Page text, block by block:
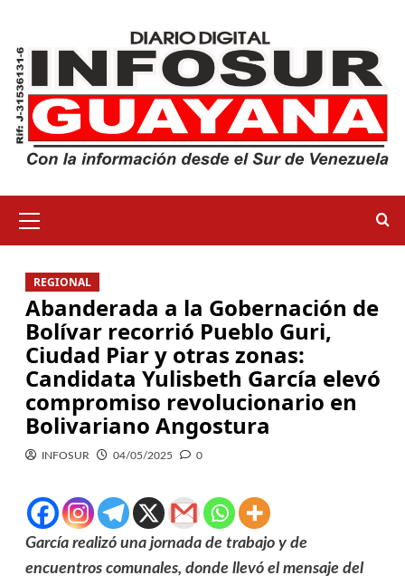
REGIONAL
Abanderada a la Gobernación de
Bolívar recorrió Pueblo Guri,
Ciudad Piar y otras zonas:
Candidata Yulisbeth García elevó
compromiso revolucionario en
Bolivariano Angostura
INFOSUR 04/05/2025 0
García realizó una jornada de trabajo y de
encuentros comunales, donde llevó el mensaje del